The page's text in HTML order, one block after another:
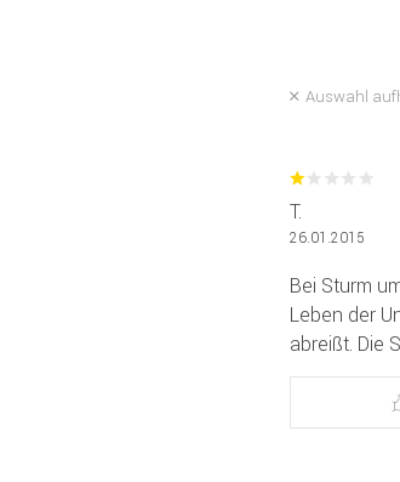
Auswahl
T.
26.01.2015
Bei Sturm
Leben der
abreißt. Die